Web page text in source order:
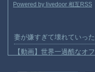
Powered by livedoor 相互RSS
妻が嫌すぎて壊れていっ
【動画】世界一過酷なオ